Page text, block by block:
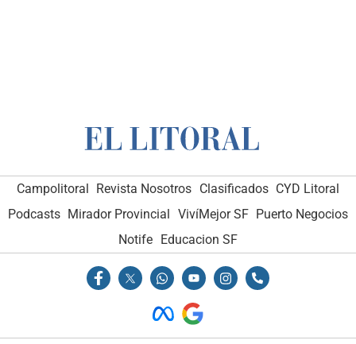
Campolitoral Revista Nosotros Clasificados CYD Litoral
Podcasts Mirador Provincial VivíMejor SF Puerto Negocios
Notife Educacion SF